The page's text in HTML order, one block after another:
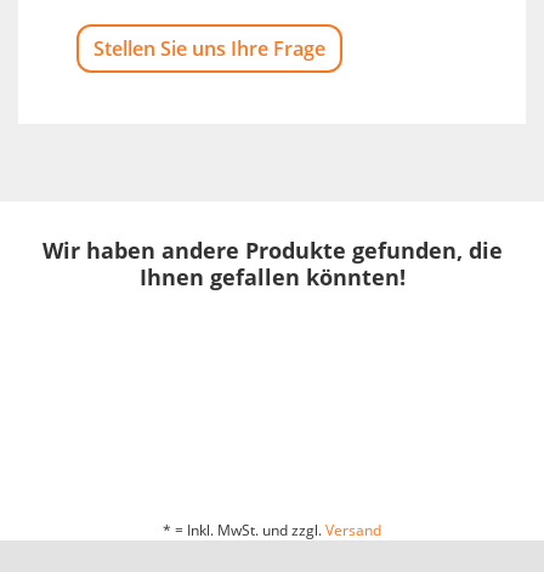
Stellen Sie uns Ihre Frage
Wir haben andere Produkte gefunden, die
Ihnen gefallen könnten!
* = Inkl. MwSt. und zzgl.Versand